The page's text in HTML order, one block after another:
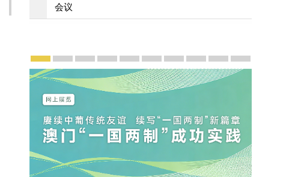
会议
宣传及推广
赓续中葡传统友谊 续写“一国两制”新篇章 — 澳门“一国
澳门名片集
行政长官岑浩辉11月18日发表2026年施政报
施政特写澳门特别行政区经济和社会发展第
横琴粤澳深度合作区专题网站
施政小讲堂
走进澳门澳门相簿2020
《澳门微视